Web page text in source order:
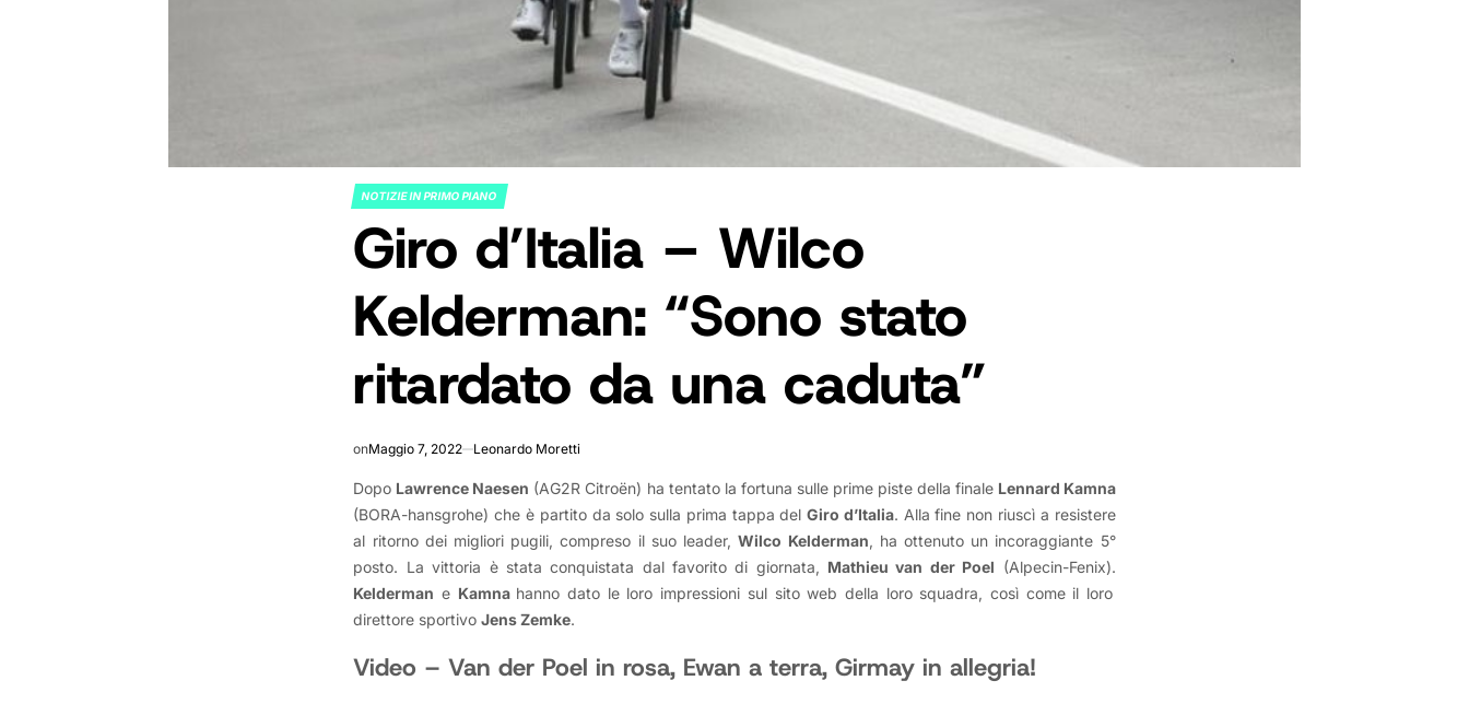
POSTED
NOTIZIE IN PRIMO PIANO
Giro d’Italia – Wilco
Kelderman: “Sono stato
ritardato da una caduta”
onMaggio 7, 2022 Leonardo Moretti
Dopo Lawrence Naesen (AG2R Citroën) ha tentato la fortuna sulle prime piste della finale Lennard Kamna
(BORA-hansgrohe) che è partito da solo sulla prima tappa delGiro d’Italia. Alla fine non riuscì a resistere
al ritorno dei migliori pugili, compreso il suo leader,Wilco Kelderman, ha ottenuto un incoraggiante 5°
posto. La vittoria è stata conquistata dal favorito di giornata, Mathieu van der Poel (Alpecin-Fenix).
Kelderman e Kamna hanno dato le loro impressioni sul sito web della loro squadra, così come il loro
direttore sportivoJens Zemke.
Video – Van der Poel in rosa, Ewan a terra, Girmay in allegria!